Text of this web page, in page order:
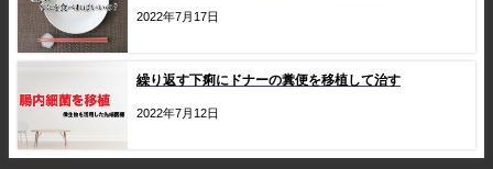
2022年7月17日
繰り返す下痢にドナーの糞便を移植して治す
2022年7月12日